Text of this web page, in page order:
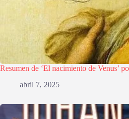
Resumen de ‘El nacimiento de Venus’
abril 7, 2025